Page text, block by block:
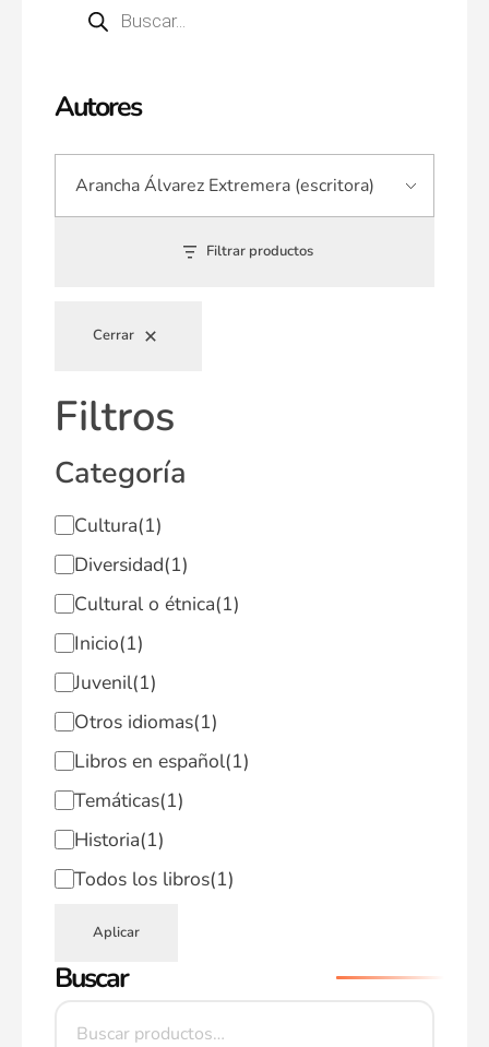
Autores
Filtrar productos
Cerrar
Filtros
Categoría
Cultura(1)
Diversidad(1)
Cultural o étnica(1)
Inicio(1)
Juvenil(1)
Otros idiomas(1)
Libros en español(1)
Temáticas(1)
Historia(1)
Todos los libros(1)
Aplicar
Buscar